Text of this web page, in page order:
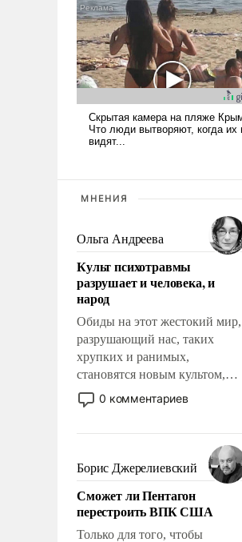
МНЕНИЯ
Ольга Андреева
Культ психотравмы
разрушает и человека, и
народ
Обиды на этот жестокий мир,
разрушающий нас, таких
хрупких и ранимых,
становятся новым культом,
постепенно вытесняя и
отменяя традиционное
мужественным и твердым под
ударами судьбы, брать на себя
ответственность, помогать
слабым, идти вперед и
адаптироваться.
0 комментариев
Борис Джерелиевский
Сможет ли Пентагон
перестроить ВПК США
Только для того, чтобы